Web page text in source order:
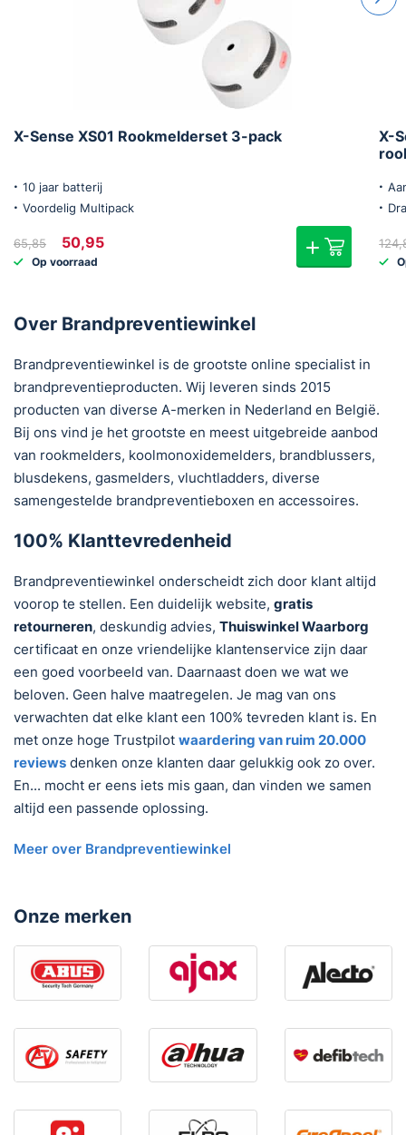
X-Sense XS01 Rookmelderset 3-pack
10 jaar batterij
Voordelig Multipack
65,85
Oorspronkelijke
prijs
was:
50,95
Op voorraad
X-
Over Brandpreventiewinkel
Brandpreventiewinkel is de grootste online specialist in
brandpreventieproducten. Wij leveren sinds 2015
producten van diverse A-merken in Nederland en België.
Bij ons vind je het grootste en meest uitgebreide aanbod
van rookmelders, koolmonoxidemelders, brandblussers,
blusdekens, gasmelders, vluchtladders, diverse
samengestelde brandpreventieboxen en accessoires.
100% Klanttevredenheid
Brandpreventiewinkel onderscheidt zich door klant altijd
voorop te stellen. Een duidelijk website, gratis
retourneren, deskundig advies, Thuiswinkel Waarborg
certificaat en onze vriendelijke klantenservice zijn daar
een goed voorbeeld van. Daarnaast doen we wat we
beloven. Geen halve maatregelen. Je mag van ons
verwachten dat elke klant een 100% tevreden klant is. En
met onze hoge Trustpilot waardering van ruim 20.000
reviews denken onze klanten daar gelukkig ook zo over.
En... mocht er eens iets mis gaan, dan vinden we samen
altijd een passende oplossing.
Meer over Brandpreventiewinkel
Onze merken